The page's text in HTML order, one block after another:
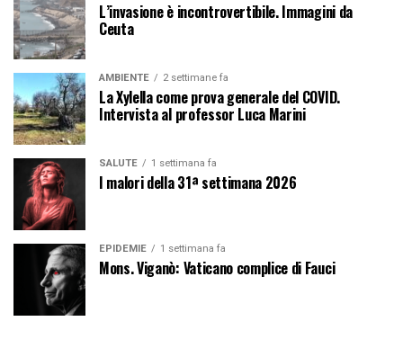
L’invasione è incontrovertibile. Immagini da
Ceuta
AMBIENTE 2 settimane fa
La Xylella come prova generale del COVID.
Intervista al professor Luca Marini
SALUTE 1 settimana fa
I malori della 31ª settimana 2026
EPIDEMIE 1 settimana fa
Mons. Viganò: Vaticano complice di Fauci